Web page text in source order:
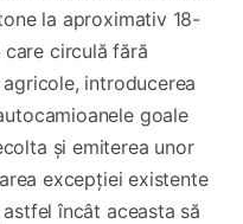
la aproximativ 18-
circulă fără
introducerea
goale
și emiterea unor
excepției existente
încât aceasta să